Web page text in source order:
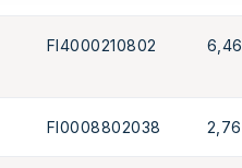
FI4000210802 6,46
FI0008802038 2,76